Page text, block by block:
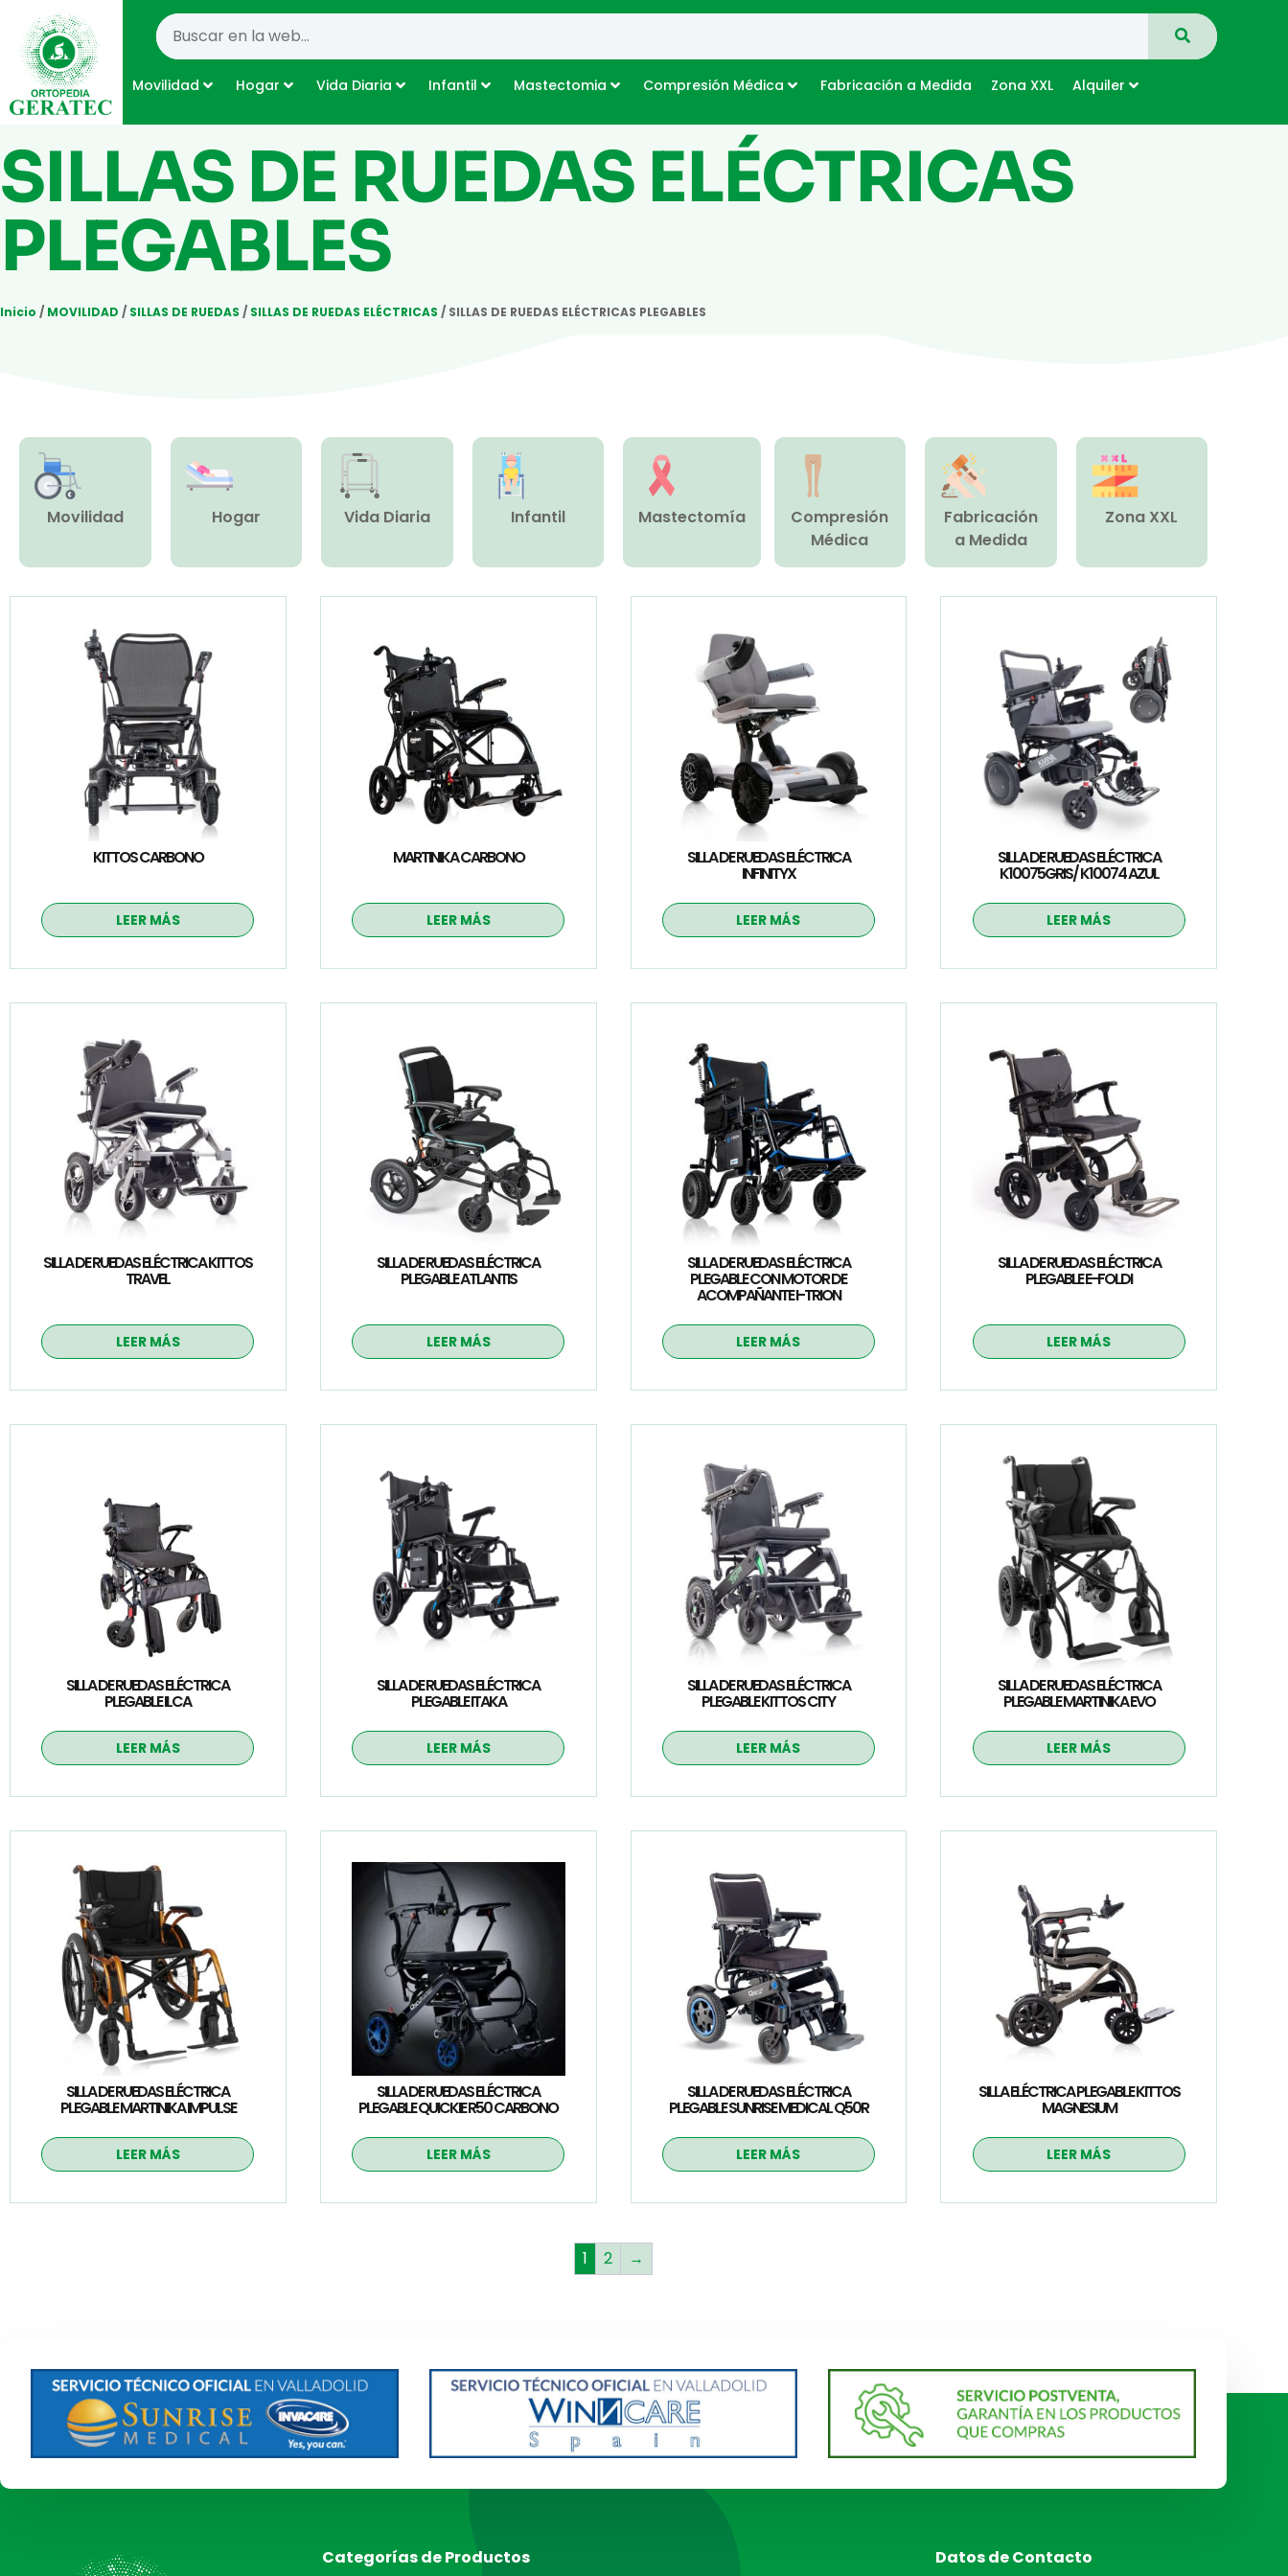
Movilidad Hogar Vida Diaria Infantil Mastectomia Compresión Médica Fabricación a Medida Zona XXL Alquiler
SILLAS DE RUEDAS ELÉCTRICAS
PLEGABLES
Inicio / MOVILIDAD / SILLAS DE RUEDAS / SILLAS DE RUEDAS ELÉCTRICAS / SILLAS DE RUEDAS ELÉCTRICAS PLEGABLES
Movilidad Hogar Vida Diaria Infantil Mastectomía
Compresión
Médica
Fabricación
a Medida
Zona XXL
KITTOS CARBONO
LEER MÁS
MARTINIKA CARBONO
LEER MÁS
SILLA DE RUEDAS ELÉCTRICA
INFINITYX
LEER MÁS
SILLA DE RUEDAS ELÉCTRICA
K10075GRIS/ K10074 AZUL
LEER MÁS
SILLA DE RUEDAS ELÉCTRICA KITTOS
TRAVEL
LEER MÁS
SILLA DE RUEDAS ELÉCTRICA
PLEGABLE ATLANTIS
LEER MÁS
SILLA DE RUEDAS ELÉCTRICA
PLEGABLE CON MOTOR DE
ACOMPAÑANTE I-TRION
LEER MÁS
SILLA DE RUEDAS ELÉCTRICA
PLEGABLE E-FOLDI
LEER MÁS
SILLA DE RUEDAS ELÉCTRICA
PLEGABLE ILCA
LEER MÁS
SILLA DE RUEDAS ELÉCTRICA
PLEGABLE ITAKA
LEER MÁS
SILLA DE RUEDAS ELÉCTRICA
PLEGABLE KITTOS CITY
LEER MÁS
SILLA DE RUEDAS ELÉCTRICA
PLEGABLE MARTINIKA EVO
LEER MÁS
SILLA DE RUEDAS ELÉCTRICA
PLEGABLE MARTINIKA IMPULSE
LEER MÁS
SILLA DE RUEDAS ELÉCTRICA
PLEGABLE QUICKIE R50 CARBONO
LEER MÁS
SILLA DE RUEDAS ELÉCTRICA
PLEGABLE SUNRISE MEDICAL Q50R
LEER MÁS
SILLA ELÉCTRICA PLEGABLE KITTOS
MAGNESIUM
LEER MÁS
1 2 →
Categorías de Productos Datos de Contacto